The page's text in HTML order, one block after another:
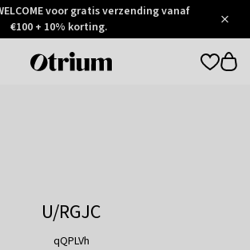
voor gratis verzending vanaf
€100 + 10% korting.
Otrium
U/RGJC
qQPLVh